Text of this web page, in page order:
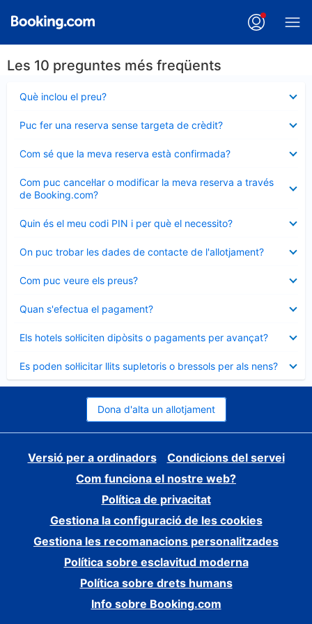
Les 10 preguntes més freqüents
Què inclou el preu?
tancat
Puc fer una reserva sense targeta de crèdit?
tancat
Com sé que la meva reserva està confirmada?
tancat
Com puc cancel·lar o modificar la meva reserva a través
de Booking.com?
tancat
Quin és el meu codi PIN i per què el necessito?
tancat
On puc trobar les dades de contacte de l'allotjament?
tancat
Com puc veure els preus?
tancat
Quan s'efectua el pagament?
tancat
Els hotels sol·liciten dipòsits o pagaments per avançat?
tancat
Es poden sol·licitar llits supletoris o bressols per als nens?
tancat
Dona d'alta un allotjament
Versió per a ordinadors
Condicions del servei
Com funciona el nostre web?
Política de privacitat
Gestiona la configuració de les cookies
Gestiona les recomanacions personalitzades
Política sobre esclavitud moderna
Política sobre drets humans
Info sobre Booking.com